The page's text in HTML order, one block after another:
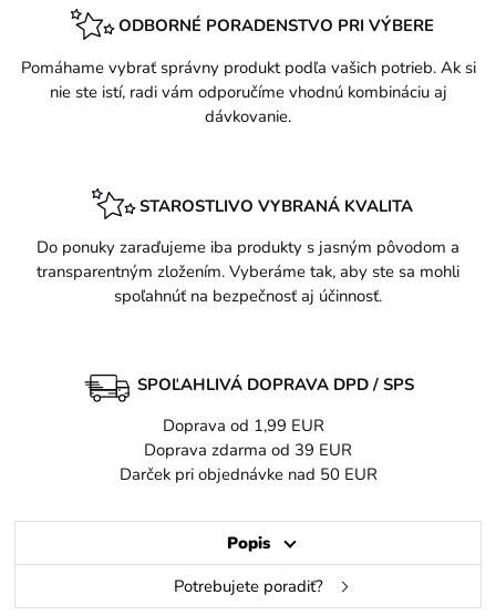
ODBORNÉ PORADENSTVO PRI VÝBERE
Pomáhame vybrať správny produkt podľa vašich potrieb. Ak si
nie ste istí, radi vám odporučíme vhodnú kombináciu aj
dávkovanie.
STAROSTLIVO VYBRANÁ KVALITA
Do ponuky zaraďujeme iba produkty s jasným pôvodom a
transparentným zložením. Vyberáme tak, aby ste sa mohli
spoľahnúť na bezpečnosť aj účinnosť.
SPOĽAHLIVÁ DOPRAVA DPD / SPS
Doprava od 1,99 EUR
Doprava zdarma od 39 EUR
Darček pri objednávke nad 50 EUR
Popis
Potrebujete poradiť?